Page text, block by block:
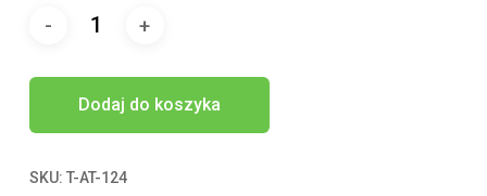
Dodaj do koszyka
SKU: T-AT-124